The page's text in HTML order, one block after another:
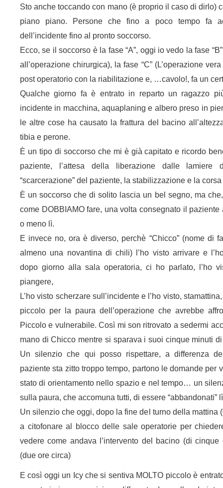
Sto anche toccando con mano (è proprio il caso di dirlo)
piano piano. Persone che fino a poco tempo fa
dell’incidente fino al pronto soccorso.
Ecco, se il soccorso è la fase “A”, oggi io vedo la fase
all’operazione chirurgica), la fase “C” (L’operazione
post operatorio con la riabilitazione e, …cavolo!, fa un
Qualche giorno fa è entrato in reparto un ragazzo
incidente in macchina, aquaplaning e albero preso in
le altre cose ha causato la frattura del bacino
tibia e perone.
È un tipo di soccorso che mi è già capitato e ricordo
paziente, l’attesa della liberazione dalle
“scarcerazione” del paziente, la stabilizzazione e la
È un soccorso che di solito lascia un bel segno, ma
come DOBBIAMO fare, una volta consegnato il
o meno lì.
E invece no, ora è diverso, perchè “Chicco” (nome di
almeno una novantina di chili) l’ho visto arrivare e
dopo giorno alla sala operatoria, ci ho parlato, l’ho
piangere,
L’ho visto scherzare sull’incidente e l’ho visto,
piccolo per la paura dell’operazione che avrebbe
Piccolo e vulnerabile. Così mi son ritrovato a sedermi
mano di Chicco mentre si sparava i suoi cinque minuti
Un silenzio che qui posso rispettare, a differenza
paziente sta zitto troppo tempo, partono le domande per
stato di orientamento nello spazio e nel tempo… un
sulla paura, che accomuna tutti, di essere “abbandonati”
Un silenzio che oggi, dopo la fine del turno della mattina
a citofonare al blocco delle sale operatorie per
vedere come andava l’intervento del bacino (di
(due ore circa)
E così oggi un Icy che si sentiva MOLTO piccolo è